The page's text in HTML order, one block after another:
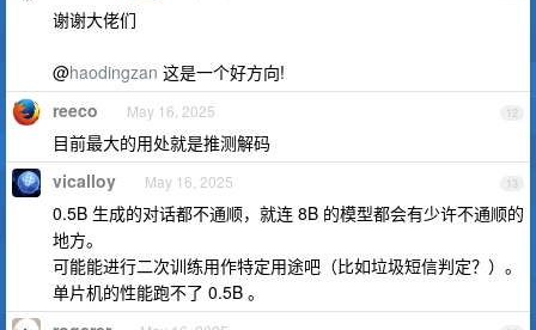
谢谢大佬们
@haodingzan 这是一个好方向!
12
reeco May 16, 2025
目前最大的用处就是推测解码
13
vicalloy May 16, 2025
0.5B 生成的对话都不通顺，就连 8B 的模型都会有少许不通顺的
地方。
可能能进行二次训练用作特定用途吧（比如垃圾短信判定？）。
单片机的性能跑不了 0.5B 。